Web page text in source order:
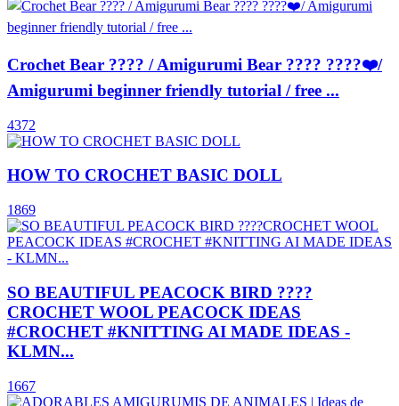
Crochet Bear ???? / Amigurumi Bear ???? ????❤️/
Amigurumi beginner friendly tutorial / free ...
4372
HOW TO CROCHET BASIC DOLL
1869
SO BEAUTIFUL PEACOCK BIRD ????
CROCHET WOOL PEACOCK IDEAS
#CROCHET #KNITTING AI MADE IDEAS -
KLMN...
1667